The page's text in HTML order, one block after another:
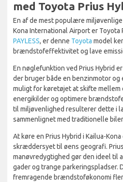
med Toyota Prius
En af de mest populære
Kona International Airport er Toyota
PAYLESS, er denne Toyota model
brændstofeffektivitet og lave
En nøglefunktion ved Prius Hybrid
der bruger både en benzinmotor
muligt for køretøjet at skifte mellem
energikilder og optimere
til miljøvenlighed resulterer dette i
sammenlignet med traditionelle
At køre en Prius Hybrid i Kailua-
skræddersyet til øens geografi.
manøvredygtighed gør den ideel til
gader og trange parkeringspladser.
fremragende brændstoføkonomi